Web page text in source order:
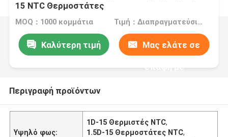
15 NTC Θερμοστάτες
MOQ：1000 κομμάτια Τιμή：Διαπραγματεύσιμα
Καλύτερη τιμή Μας ελάτε σε
επαφή με
Περιγραφή προϊόντων
Υψηλό φως:
1D-15 Θερμιστές NTC,
1.5D-15 Θερμοστάτες NTC,